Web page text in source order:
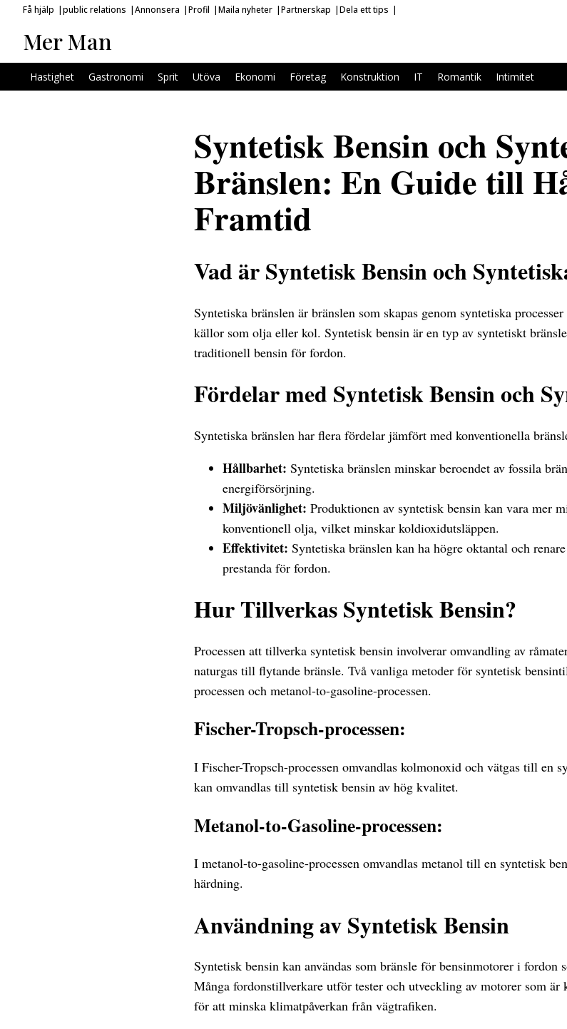
Få hjälp public relations Annonsera Profil Maila nyheter Partnerskap Dela ett tips
Mer Man
Hastighet Gastronomi Sprit Utöva Ekonomi Företag Konstruktion IT Romantik Intimitet
Syntetisk Bensin och
Bränslen: En Guide till
Framtid
Vad är Syntetisk Bensin och
Syntetiska bränslen är bränslen som skapas genom syntetiska
källor som olja eller kol. Syntetisk bensin är en typ av syntetiskt
traditionell bensin för fordon.
Fördelar med Syntetisk Bensin och
Syntetiska bränslen har flera fördelar jämfört med konventionella
Hållbarhet: Syntetiska bränslen minskar beroendet av fossila
energiförsörjning.
Miljövänlighet: Produktionen av syntetisk bensin kan vara mer
konventionell olja, vilket minskar koldioxidutsläppen.
Effektivitet: Syntetiska bränslen kan ha högre oktantal och
prestanda för fordon.
Hur Tillverkas Syntetisk Bensin?
Processen att tillverka syntetisk bensin involverar omvandling av
naturgas till flytande bränsle. Två vanliga metoder för syntetisk
processen och metanol-to-gasoline-processen.
Fischer-Tropsch-processen:
I Fischer-Tropsch-processen omvandlas kolmonoxid och vätgas till en
kan omvandlas till syntetisk bensin av hög kvalitet.
Metanol-to-Gasoline-processen:
I metanol-to-gasoline-processen omvandlas metanol till en syntetisk
härdning.
Användning av Syntetisk Bensin
Syntetisk bensin kan användas som bränsle för bensinmotorer i
Många fordonstillverkare utför tester och utveckling av motorer som är
för att minska klimatpåverkan från vägtrafiken.